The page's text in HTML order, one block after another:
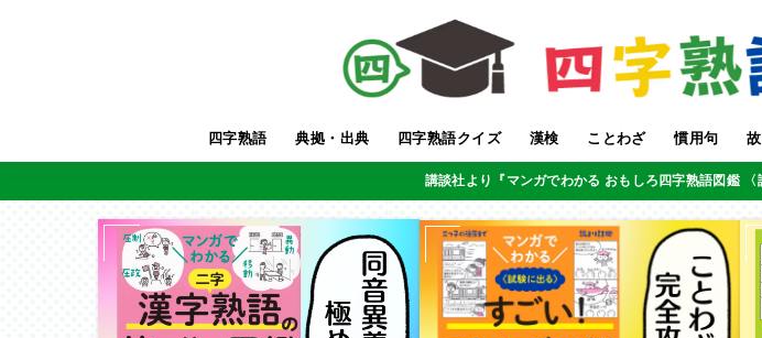
四字熟語 典拠・出典 四字熟語クイズ 漢検 ことわざ 慣用句
講談社より『マンガでわかる おもしろ四字熟語図鑑